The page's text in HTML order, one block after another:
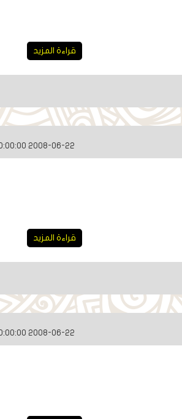
قراءة المزيد
2008-06-22 00:00:00
قراءة المزيد
2008-06-22 00:00:00